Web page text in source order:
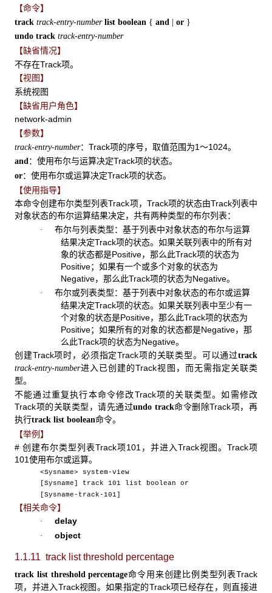
【命令】
track track-entry-number list boolean { and | or }
undo track track-entry-number
【缺省情况】
不存在Track项。
【视图】
系统视图
【缺省用户角色】
network-admin
【参数】
track-entry-number：Track项的序号，取值范围为1～1024。
and：使用布尔与运算决定Track项的状态。
or：使用布尔或运算决定Track项的状态。
【使用指导】
本命令创建布尔类型列表Track项，Track项的状态由Track列表中
对象状态的布尔运算结果决定，共有两种类型的布尔列表：
· 布尔与列表类型：基于列表中对象状态的布尔与运算
结果决定Track项的状态。如果关联列表中的所有对
象的状态都是Positive，那么此Track项的状态为
Positive；如果有一个或多个对象的状态为
Negative，那么此Track项的状态为Negative。
· 布尔或列表类型：基于列表中对象状态的布尔或运算
结果决定Track项的状态。如果关联列表中至少有一
个对象的状态是Positive，那么此Track项的状态为
Positive；如果所有的对象的状态都是Negative，那
么此Track项的状态为Negative。
创建Track项时，必须指定Track项的关联类型。可以通过track
track-entry-number进入已创建的Track视图，而无需指定关联类
型。
不能通过重复执行本命令修改Track项的关联类型。如需修改
Track项的关联类型，请先通过undo track命令删除Track项，再
执行track list boolean命令。
【举例】
# 创建布尔类型列表Track项101，并进入Track视图。Track项
101使用布尔或运算。
<Sysname> system-view
[Sysname] track 101 list boolean or
[Sysname-track-101]
【相关命令】
· delay
· object
1.1.11 track list threshold percentage
track list threshold percentage命令用来创建比例类型列表Track
项，并进入Track视图。如果指定的Track项已经存在，则直接进